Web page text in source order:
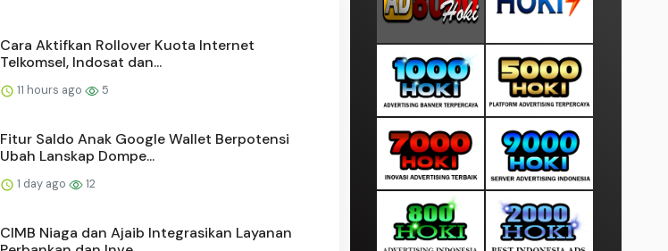
Cara Aktifkan Rollover Kuota Internet
Telkomsel, Indosat dan...
11 hours ago 5
Fitur Saldo Anak Google Wallet Berpotensi
Ubah Lanskap Dompe...
1 day ago 12
CIMB Niaga dan Ajaib Integrasikan Layanan